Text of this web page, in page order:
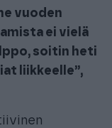
vuoden
ei vielä
soitin heti
liikkeelle”,